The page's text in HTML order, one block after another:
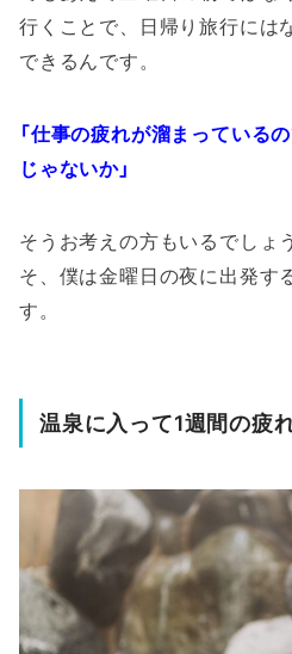
行くことで、日帰り旅行には
できるんです。
「仕事の疲れが溜まっている
じゃないか」
そうお考えの方もいるでしょ
そ、僕は金曜日の夜に出発す
す。
温泉に入って1週間の疲